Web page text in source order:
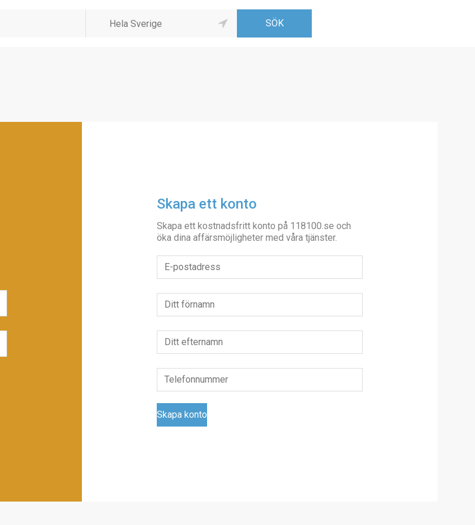
Skapa ett konto
Skapa ett kostnadsfritt konto på 118100.se och
öka dina affärsmöjligheter med våra tjänster.